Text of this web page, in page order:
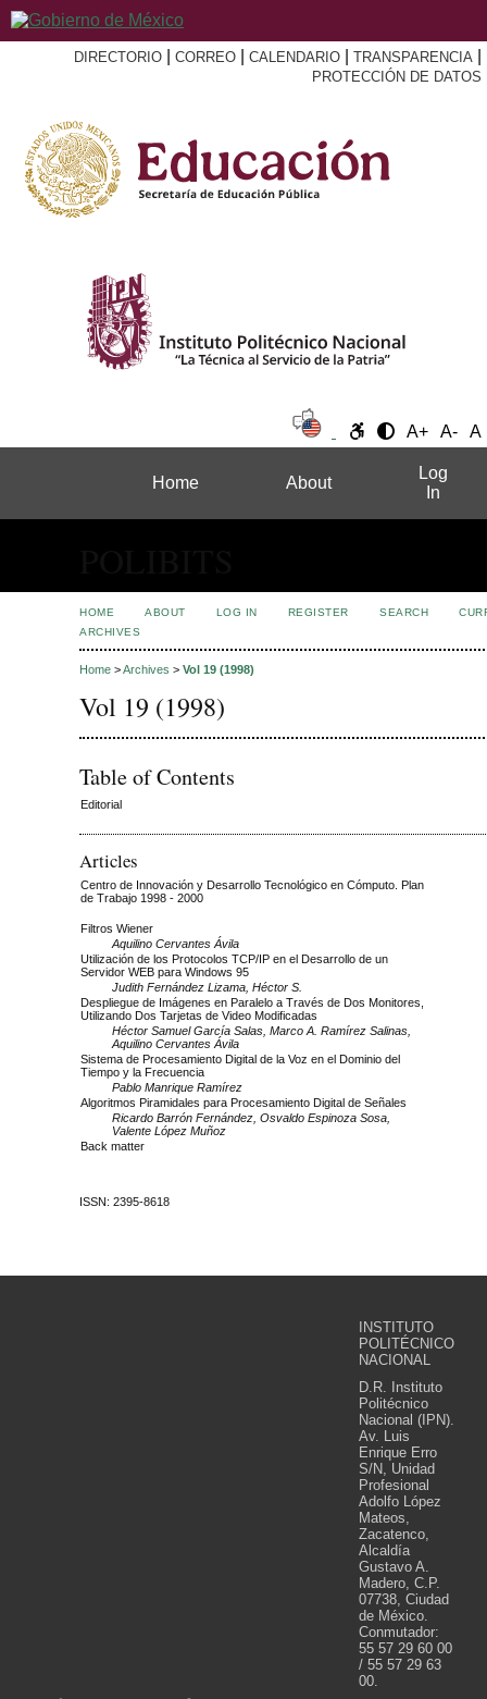
DIRECTORIO CORREO CALENDARIO TRANSPARENCIA
PROTECCIÓN DE DATOS
A+ A- A
Home About
Log
In
HOME ABOUT LOG IN REGISTER SEARCH
ARCHIVES
Home >Archives > Vol 19 (1998)
Vol 19 (1998)
Table of Contents
Editorial
Articles
Centro de Innovación y Desarrollo Tecnológico en Cómputo. Plan
de Trabajo 1998 - 2000
Filtros Wiener
Aquilino Cervantes Ávila
Utilización de los Protocolos TCP/IP en el Desarrollo de un
Servidor WEB para Windows 95
Judith Fernández Lizama, Héctor S.
Despliegue de Imágenes en Paralelo a Través de Dos Monitores,
Utilizando Dos Tarjetas de Video Modificadas
Héctor Samuel García Salas, Marco A. Ramírez Salinas,
Aquilino Cervantes Ávila
Sistema de Procesamiento Digital de la Voz en el Dominio del
Tiempo y la Frecuencia
Pablo Manrique Ramírez
Algoritmos Piramidales para Procesamiento Digital de Señales
Ricardo Barrón Fernández, Osvaldo Espinoza Sosa,
Valente López Muñoz
Back matter
ISSN: 2395-8618
INSTITUTO
POLITÉCNICO
NACIONAL
D.R. Instituto
Politécnico
Nacional (IPN).
Av. Luis
Enrique Erro
S/N, Unidad
Profesional
Adolfo López
Mateos,
Zacatenco,
Alcaldía
Gustavo A.
Madero, C.P.
07738, Ciudad
de México.
Conmutador:
55 57 29 60 00
/ 55 57 29 63
00.